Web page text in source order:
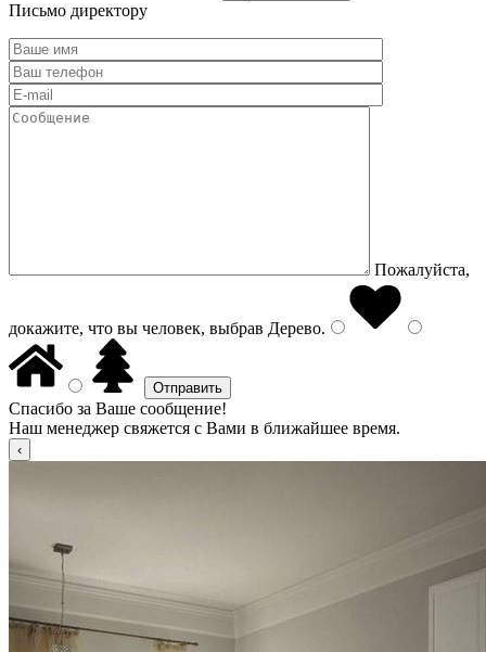
Письмо директору
Пожалуйста,
докажите, что вы человек, выбрав Дерево.
Спасибо за Ваше сообщение!
Наш менеджер свяжется с Вами в ближайшее время.